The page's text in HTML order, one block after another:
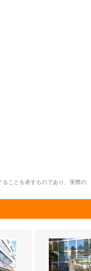
ことを表すものであり、実際の